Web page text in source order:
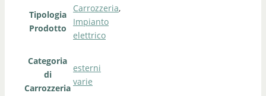
Tipologia
Prodotto
Carrozzeria,
Impianto
elettrico
Categoria
di
Carrozzeria
esterni
varie